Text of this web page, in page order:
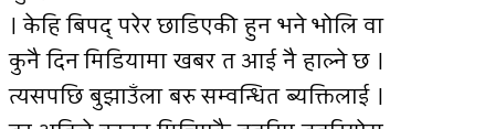
। केहि बिपद् परेर छाडिएकी हुन भने भोलि वा
कुनै दिन मिडियामा खबर त आई नै हाल्ने छ ।
त्यसपछि बुझाउँला बरु सम्वन्धित ब्यक्तिलाई ।